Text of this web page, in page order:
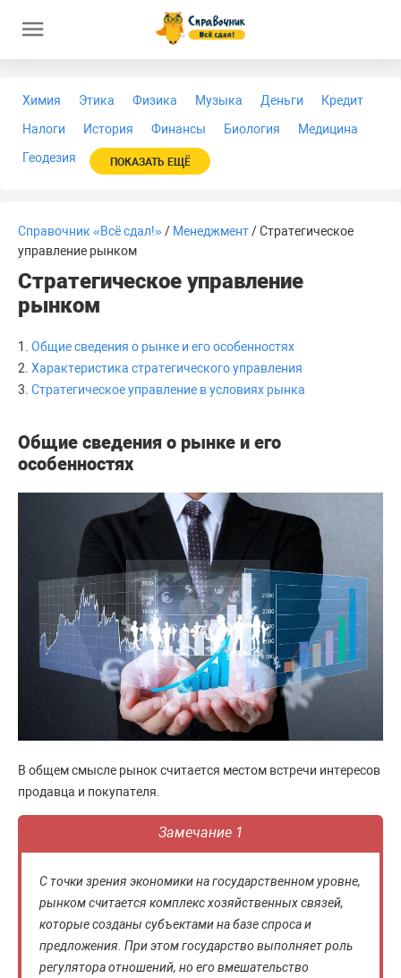
Химия Этика Физика Музыка Деньги
Кредит
Налоги
История Финансы Биология
Медицина
Геодезия
ПОКАЗАТЬ ЕЩЁ
Справочник «Всё сдал!»/ Менеджмент/ Стратегическое
управление рынком
Стратегическое управление
рынком
1. Общие сведения о рынке и его особенностях
2. Характеристика стратегического управления
3. Стратегическое управление в условиях рынка
Общие сведения о рынке и его
особенностях
В общем смысле рынок считается местом встречи интересов
продавца и покупателя.
Замечание 1
С точки зрения экономики на государственном уровне,
рынком считается комплекс хозяйственных связей,
которые созданы субъектами на базе спроса и
предложения. При этом государство выполняет роль
регулятора отношений, но его вмешательство